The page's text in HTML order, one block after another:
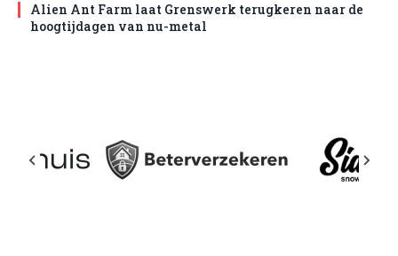
Alien Ant Farm laat Grenswerk terugkeren naar de
hoogtijdagen van nu-metal